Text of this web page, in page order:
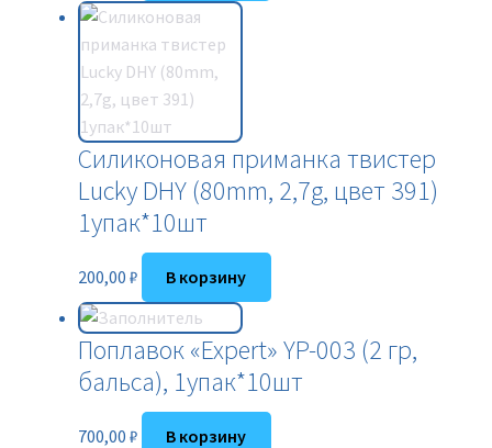
Силиконовая приманка твистер
Lucky DHY (80mm, 2,7g, цвет 391)
1упак*10шт
200,00 ₽ В корзину
Поплавок «Expert» YP-003 (2 гр,
бальса), 1упак*10шт
700,00 ₽ В корзину